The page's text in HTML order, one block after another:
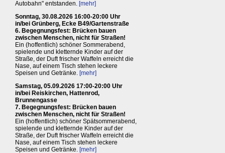
Autobahn" entstanden. [mehr]
Sonntag, 30.08.2026 16:00-20:00 Uhr
in/bei Grünberg, Ecke B49/Gartenstraße
6. Begegnungsfest: Brücken bauen
zwischen Menschen, nicht für Straßen!
Ein (hoffentlich) schöner Sommerabend,
spielende und kletternde Kinder auf der
Straße, der Duft frischer Waffeln erreicht die
Nase, auf einem Tisch stehen leckere
Speisen und Getränke. [mehr]
Samstag, 05.09.2026 17:00-20:00 Uhr
in/bei Reiskirchen, Hattenrod,
Brunnengasse
7. Begegnungsfest: Brücken bauen
zwischen Menschen, nicht für Straßen!
Ein (hoffentlich) schöner Spätsommerabend,
spielende und kletternde Kinder auf der
Straße, der Duft frischer Waffeln erreicht die
Nase, auf einem Tisch stehen leckere
Speisen und Getränke. [mehr]